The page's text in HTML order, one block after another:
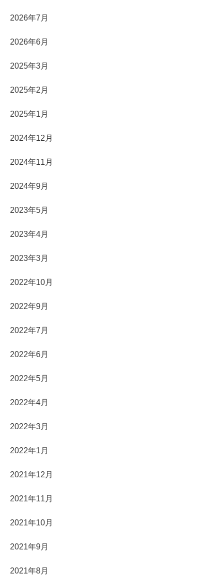
2026年7月
2026年6月
2025年3月
2025年2月
2025年1月
2024年12月
2024年11月
2024年9月
2023年5月
2023年4月
2023年3月
2022年10月
2022年9月
2022年7月
2022年6月
2022年5月
2022年4月
2022年3月
2022年1月
2021年12月
2021年11月
2021年10月
2021年9月
2021年8月